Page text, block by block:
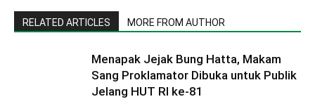
RELATED ARTICLES MORE FROM AUTHOR
Menapak Jejak Bung Hatta, Makam
Sang Proklamator Dibuka untuk Publik
Jelang HUT RI ke-81